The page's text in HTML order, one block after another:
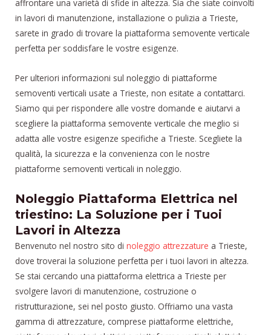
affrontare una varietà di sfide in altezza. Sia che siate coinvolti
in lavori di manutenzione, installazione o pulizia a Trieste,
sarete in grado di trovare la piattaforma semovente verticale
perfetta per soddisfare le vostre esigenze.
Per ulteriori informazioni sul noleggio di piattaforme
semoventi verticali usate a Trieste, non esitate a contattarci.
Siamo qui per rispondere alle vostre domande e aiutarvi a
scegliere la piattaforma semovente verticale che meglio si
adatta alle vostre esigenze specifiche a Trieste. Scegliete la
qualità, la sicurezza e la convenienza con le nostre
piattaforme semoventi verticali in noleggio.
Noleggio Piattaforma Elettrica nel
triestino: La Soluzione per i Tuoi
Lavori in Altezza
Benvenuto nel nostro sito di noleggio attrezzature a Trieste,
dove troverai la soluzione perfetta per i tuoi lavori in altezza.
Se stai cercando una piattaforma elettrica a Trieste per
svolgere lavori di manutenzione, costruzione o
ristrutturazione, sei nel posto giusto. Offriamo una vasta
gamma di attrezzature, comprese piattaforme elettriche,